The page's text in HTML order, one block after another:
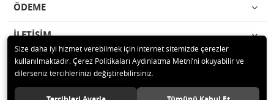
ÖDEME
İLETİŞİM
© 2020 Enotek Mühendislik ve Danışmalık Hizm. San. ve Tic. A.Ş. Tüm
hakları saklıdır.
Size daha iyi hizmet verebilmek için internet sitemizde çerezler
kullanılmaktadır. Çerez Politikaları Aydınlatma Metni’ni okuyabilir ve
dilerseniz tercihlerinizi değiştirebilirsiniz.